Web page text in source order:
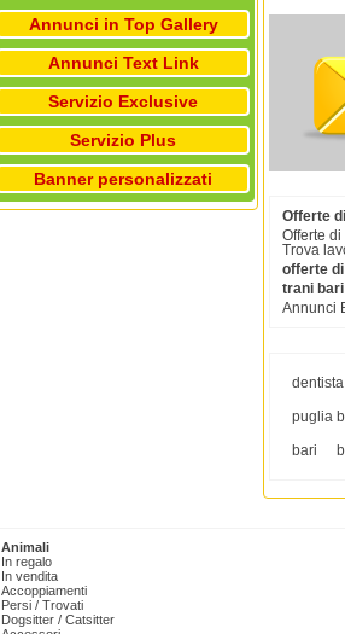
Annunci in Top Gallery
Annunci Text Link
Servizio Exclusive
Servizio Plus
Banner personalizzati
Offerte
Offerte
Trova
offerte
trani bari
Annunci
dentista
puglia
bari
Animali
In regalo
In vendita
Accoppiamenti
Persi / Trovati
Dogsitter / Catsitter